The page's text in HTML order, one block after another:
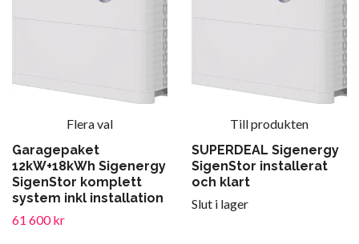
Flera val
Garagepaket
12kW+18kWh Sigenergy
SigenStor komplett
system inkl installation
61 600 kr
Till produkten
SUPERDEAL Sigenergy
SigenStor installerat
och klart
Slut i lager